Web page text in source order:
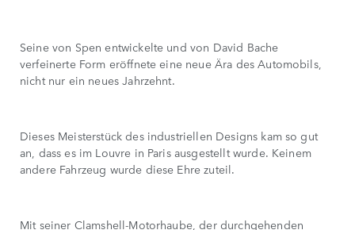
Seine von Spen entwickelte und von David Bache
verfeinerte Form eröffnete eine neue Ära des Automobils,
nicht nur ein neues Jahrzehnt.
Dieses Meisterstück des industriellen Designs kam so gut
an, dass es im Louvre in Paris ausgestellt wurde. Keinem
andere Fahrzeug wurde diese Ehre zuteil.
Mit seiner Clamshell-Motorhaube, der durchgehenden